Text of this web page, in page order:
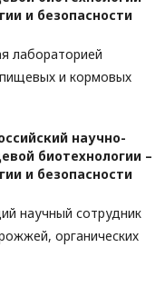
и безопасности
лабораторией
пищевых и кормовых
научно-
биотехнологии –
и безопасности
научный сотрудник
органических